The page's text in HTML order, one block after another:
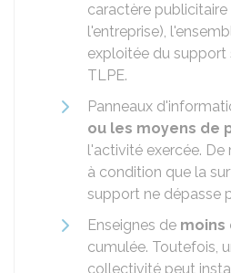
caractère
l'entreprise),
exploitée du support
TLPE.
Panneaux
ou les moyens de
l'activité exercée.
à condition que la
support ne dépasse
Enseignes de moins
cumulée. Toutefois,
collectivité peut